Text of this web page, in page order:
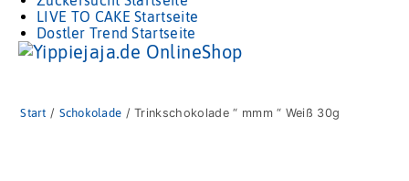
LIVE TO CAKE Startseite
Dostler Trend Startseite
Start / Schokolade / Trinkschokolade “ mmm “ Weiß 30g